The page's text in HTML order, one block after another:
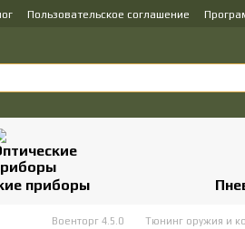
Пользовательское соглашение
приборы
Военторг 4.5.0 Тюнинг оружия и